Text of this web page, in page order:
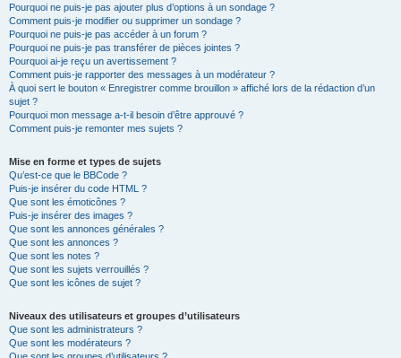
Pourquoi ne puis-je pas ajouter plus d’options à un sondage ?
Comment puis-je modifier ou supprimer un sondage ?
Pourquoi ne puis-je pas accéder à un forum ?
Pourquoi ne puis-je pas transférer de pièces jointes ?
Pourquoi ai-je reçu un avertissement ?
Comment puis-je rapporter des messages à un modérateur ?
À quoi sert le bouton « Enregistrer comme brouillon » affiché lors de la rédaction d’un
sujet ?
Pourquoi mon message a-t-il besoin d’être approuvé ?
Comment puis-je remonter mes sujets ?
Mise en forme et types de sujets
Qu’est-ce que le BBCode ?
Puis-je insérer du code HTML ?
Que sont les émoticônes ?
Puis-je insérer des images ?
Que sont les annonces générales ?
Que sont les annonces ?
Que sont les notes ?
Que sont les sujets verrouillés ?
Que sont les icônes de sujet ?
Niveaux des utilisateurs et groupes d’utilisateurs
Que sont les administrateurs ?
Que sont les modérateurs ?